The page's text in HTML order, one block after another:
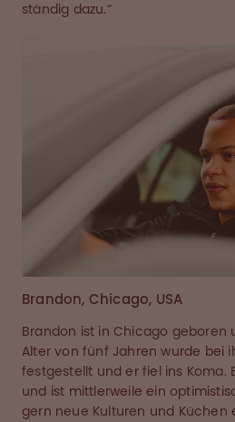
ständig dazu.“
Brandon, Chicago, USA
Brandon ist in Chicago geboren
Alter von fünf Jahren wurde bei
festgestellt und er fiel ins Koma.
und ist mittlerweile ein
gern neue Kulturen und Küchen